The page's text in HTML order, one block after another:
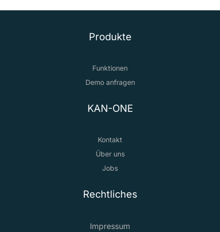
Produkte
Funktionen
Demo anfragen
KAN-ONE
Kontakt
Über uns
Jobs
Rechtliches
Impressum